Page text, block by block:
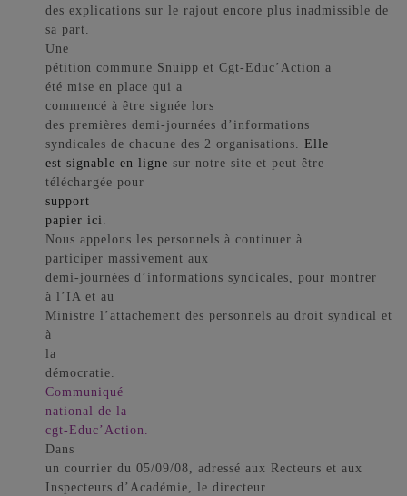
des explications sur le rajout encore plus inadmissible de
sa part.
Une
pétition commune Snuipp et Cgt-Educ’Action a
été mise en place qui a
commencé à être signée lors
des premières demi-journées d’informations
syndicales de chacune des 2 organisations. Elle
est signable en ligne sur notre site et peut être
téléchargée pour
support
papier ici.
Nous appelons les personnels à continuer à
participer massivement aux
demi-journées d’informations syndicales, pour montrer
à l’IA et au
Ministre l’attachement des personnels au droit syndical et
à
la
démocratie.
Communiqué
national de la
cgt-Educ’Action.
Dans
un courrier du 05/09/08, adressé aux Recteurs et aux
Inspecteurs d’Académie, le directeur